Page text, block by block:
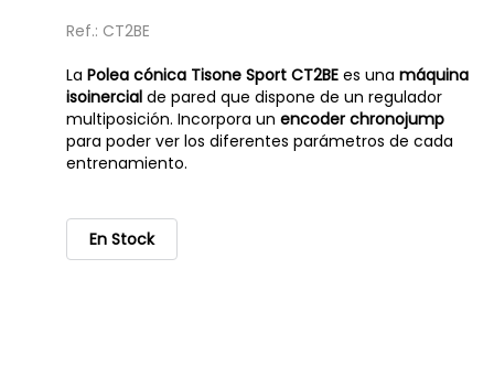
Ref.: CT2BE
La Polea cónica Tisone Sport CT2BE es una máquina
isoinercial de pared que dispone de un regulador
multiposición. Incorpora un encoder chronojump
para poder ver los diferentes parámetros de cada
entrenamiento.
En Stock